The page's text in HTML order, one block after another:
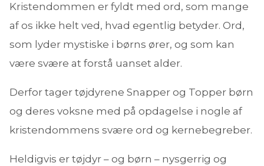
Kristendommen er fyldt med ord, som mange
af os ikke helt ved, hvad egentlig betyder. Ord,
som lyder mystiske i børns ører, og som kan
være svære at forstå uanset alder.
Derfor tager tøjdyrene Snapper og Topper børn
og deres voksne med på opdagelse i nogle af
kristendommens svære ord og kernebegreber.
Heldigvis er tøjdyr – og børn – nysgerrig og